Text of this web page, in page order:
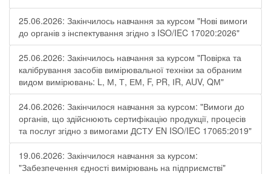
25.06.2026: Закінчилось навчання за курсом "Нові вимоги
до органів з інспектування згідно з ISO/IEC 17020:2026"
25.06.2026: Закінчилось навчання за курсом "Повірка та
калібрування засобів вимірювальної техніки за обраним
видом вимірювань: L, М, Т, ЕМ, F, РR, ІR, АUV, QМ"
24.06.2026: Закінчилося навчання за курсом: "Вимоги до
органів, що здійснюють сертифікацію продукції, процесів
та послуг згідно з вимогами ДСТУ EN ISO/IEC 17065:2019"
19.06.2026: Закінчилося навчання за курсом:
"Забезпечення єдності вимірювань на підприємстві"